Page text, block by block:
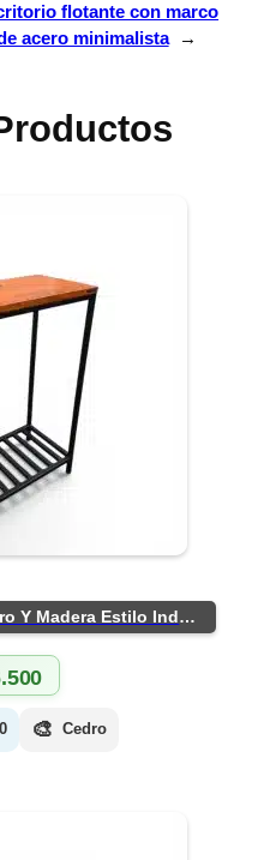
flotante con marco
acero minimalista
→
Mesa Recibidor De Hierro Y Madera Estilo Industrial
🎨 Cedro